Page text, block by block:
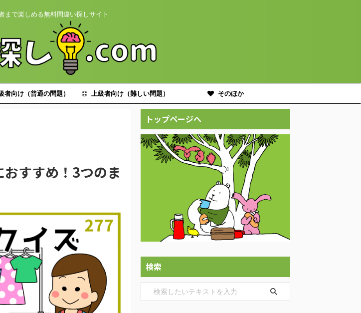
まで楽しめる無料間違い探しサイト
者向け（普通の問題） 上級者向け（難しい問題） そのほか
すすめ！3つのま
トップページへ
検索